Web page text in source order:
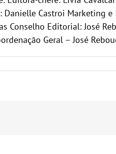
Castroi Marketing
Editorial: José
Geral – José